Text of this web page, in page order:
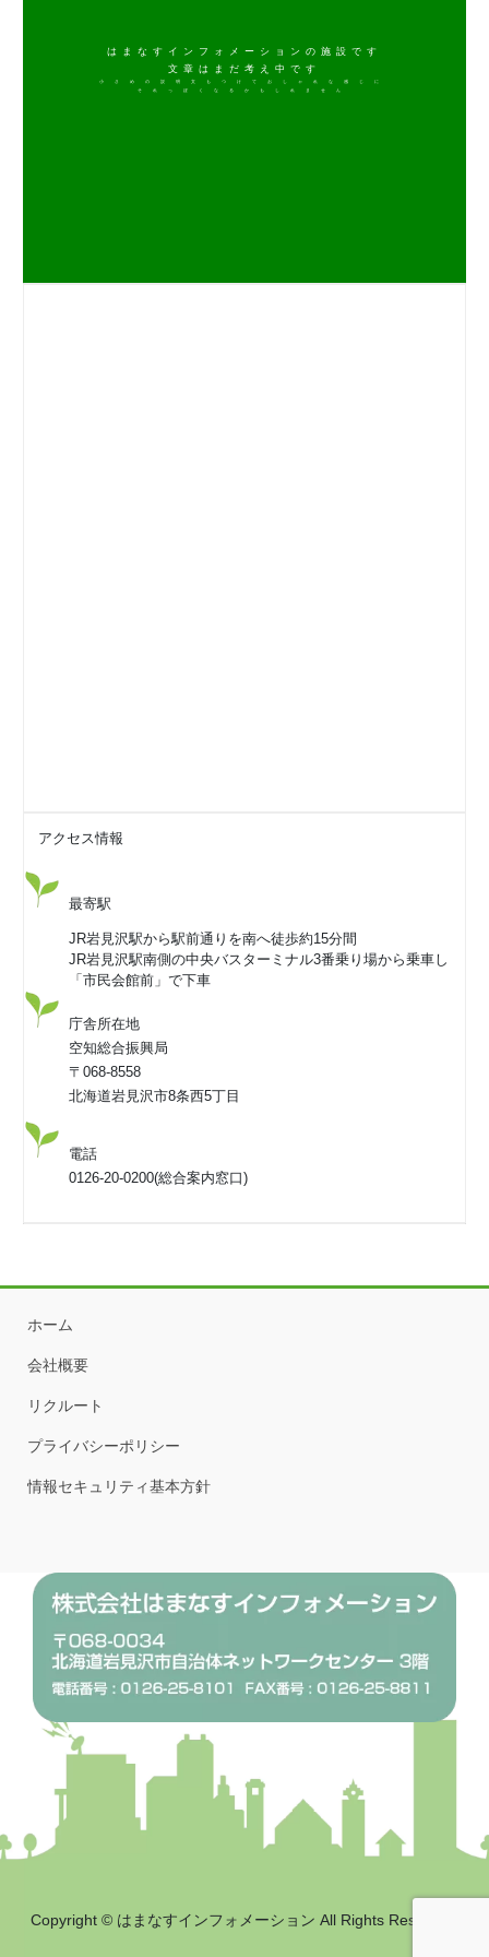
はまなすインフォメーションの施設です
文章はまだ考え中です
小さめの説明文もつけておしゃれな感じに
それっぽくなるかもしれません
アクセス情報
最寄駅
JR岩見沢駅から駅前通りを南へ徒歩約15分間
JR岩見沢駅南側の中央バスターミナル3番乗り場から乗車し
「市民会館前」で下車
庁舎所在地
空知総合振興局
〒068-8558
北海道岩見沢市8条西5丁目
電話
0126-20-0200(総合案内窓口)
ホーム
会社概要
リクルート
プライバシーポリシー
情報セキュリティ基本方針
Copyright © はまなすインフォメーション All Rights Reserved.